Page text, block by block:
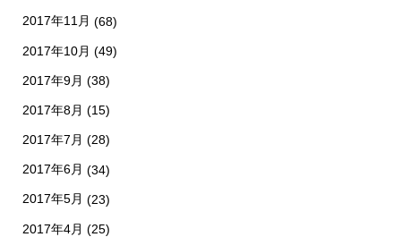
2017年11月 (68)
2017年10月 (49)
2017年9月 (38)
2017年8月 (15)
2017年7月 (28)
2017年6月 (34)
2017年5月 (23)
2017年4月 (25)